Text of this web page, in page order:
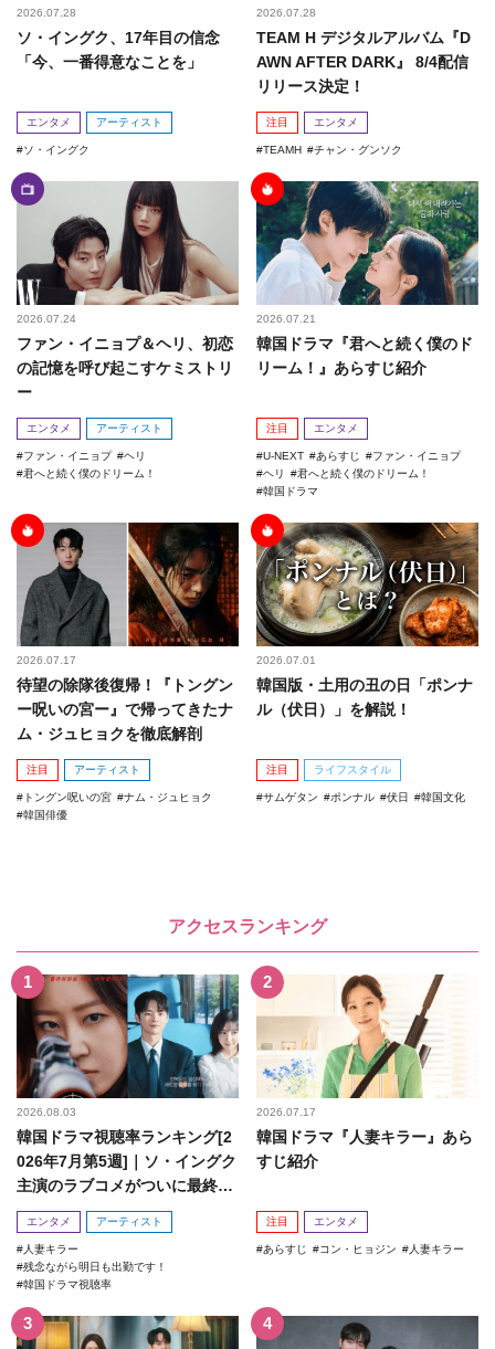
2026.07.28
ソ・イングク、17年目の信念
「今、一番得意なことを」
エンタメ アーティスト
ソ・イングク
2026.07.28
TEAM H デジタルアルバム『D
AWN AFTER DARK』 8/4配信
リリース決定！
注目 エンタメ
TEAMH チャン・グンソク
2026.07.24
ファン・イニョプ＆ヘリ、初恋
の記憶を呼び起こすケミストリ
ー
エンタメ アーティスト
ファン・イニョプ
ヘリ
君へと続く僕のドリーム！
2026.07.21
韓国ドラマ『君へと続く僕のド
リーム！』あらすじ紹介
注目 エンタメ
U-NEXT あらすじ
ファン・イニョプ
ヘリ
君へと続く僕のドリーム！
韓国ドラマ
2026.07.17
待望の除隊後復帰！『トングン
ー呪いの宮ー』で帰ってきたナ
ム・ジュヒョクを徹底解剖
注目 アーティスト
トングン呪いの宮
ナム・ジュヒョク
韓国俳優
2026.07.01
韓国版・土用の丑の日「ポンナ
ル（伏日）」を解説！
注目 ライフスタイル
サムゲタン ポンナル 伏日 韓国文化
アクセスランキング
2026.08.03
韓国ドラマ視聴率ランキング[2
026年7月第5週]｜ソ・イングク
主演のラブコメがついに最終
回！
エンタメ アーティスト
人妻キラー
残念ながら明日も出勤です！
韓国ドラマ視聴率
2026.07.17
韓国ドラマ『人妻キラー』あら
すじ紹介
注目 エンタメ
あらすじ コン・ヒョジン 人妻キラー